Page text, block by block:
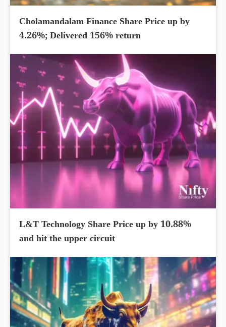
Cholamandalam Finance Share Price up by
4.26%; Delivered 156% return
L&T Technology Share Price up by 10.88%
and hit the upper circuit